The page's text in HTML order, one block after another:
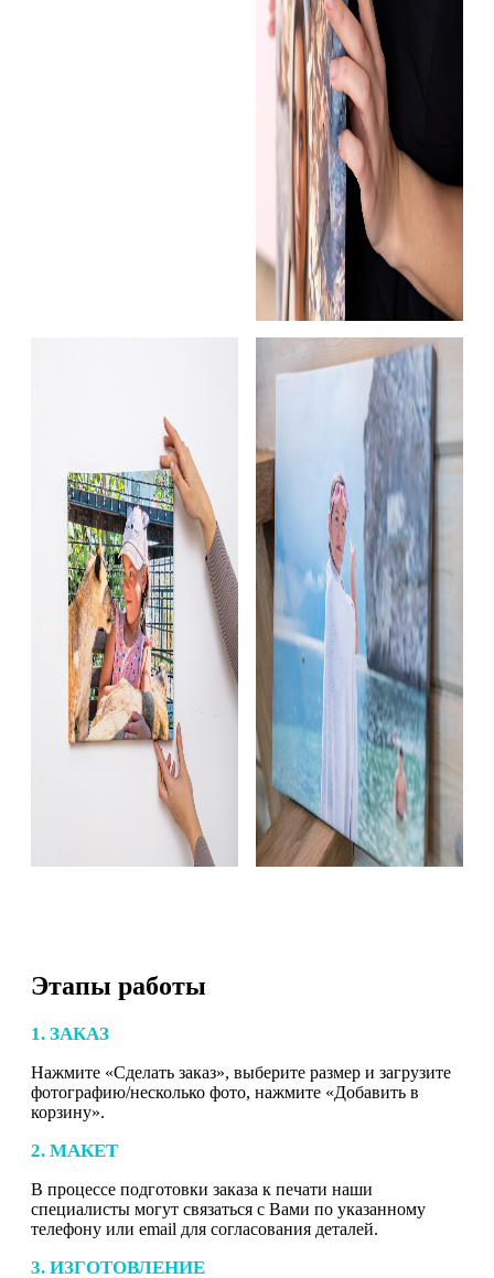
Этапы работы
1. ЗАКАЗ
Нажмите «Сделать заказ», выберите размер и загрузите
фотографию/несколько фото, нажмите «Добавить в
корзину».
2. МАКЕТ
В процессе подготовки заказа к печати наши
специалисты могут связаться с Вами по указанному
телефону или email для согласования деталей.
3. ИЗГОТОВЛЕНИЕ